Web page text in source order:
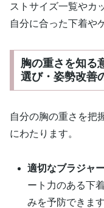
ストサイズ一覧やカ
自分に合った下着や
胸の重さを知る
選び・姿勢改善
自分の胸の重さを把
にわたります。
適切なブラジャ
ート力のある下
みを予防できます